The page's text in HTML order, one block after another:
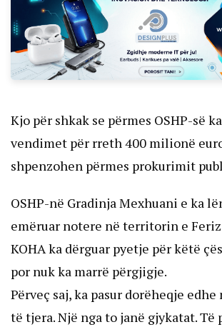
Kjo për shkak se përmes OSHP-së
vendimet për rreth 400 milionë
shpenzohen përmes prokurimit
OSHP-në Gradinja Mexhuani e ka
emëruar notere në territorin e
KOHA ka dërguar pyetje për këtë
por nuk ka marrë përgjigje.
Përveç saj, ka pasur dorëheqje
të tjera. Një nga to janë gjykatat. Të